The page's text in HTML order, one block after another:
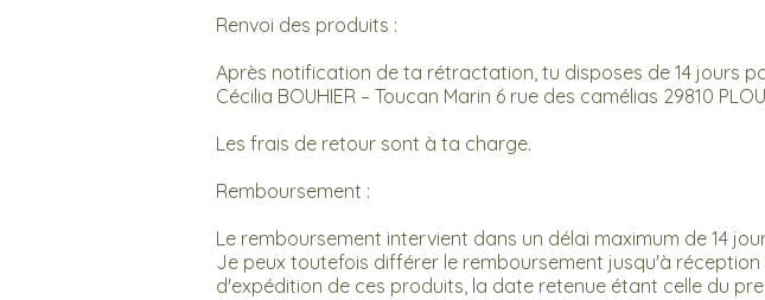
Renvoi des produits :
Après notification de ta rétractation, tu disposes de 14 jours
Cécilia BOUHIER – Toucan Marin 6 rue des camélias 29810
Les frais de retour sont à ta charge.
Remboursement :
Le remboursement intervient dans un délai maximum de 14
Je peux toutefois différer le remboursement jusqu'à
d'expédition de ces produits, la date retenue étant celle du